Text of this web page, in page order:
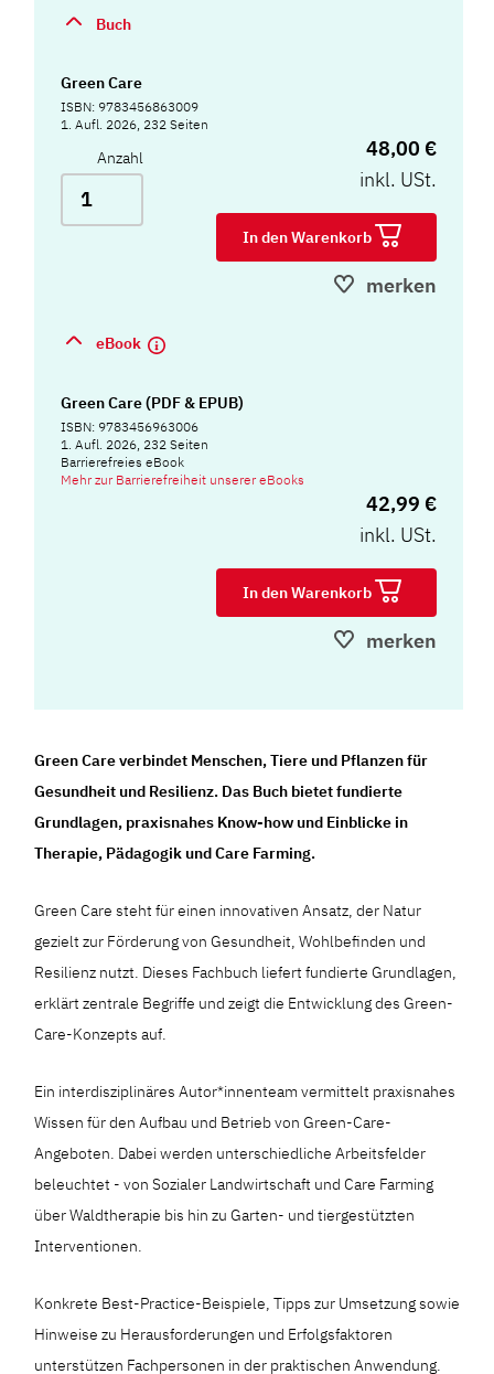
Buch
Green Care
ISBN: 9783456863009
1. Aufl. 2026, 232 Seiten
Anzahl
48,00 €
inkl. USt.
In den Warenkorb
merken
eBook
Green Care (PDF & EPUB)
ISBN: 9783456963006
1. Aufl. 2026, 232 Seiten
Barrierefreies eBook
Mehr zur Barrierefreiheit unserer eBooks
42,99 €
inkl. USt.
In den Warenkorb
merken
Green Care verbindet Menschen, Tiere und Pflanzen für
Gesundheit und Resilienz. Das Buch bietet fundierte
Grundlagen, praxisnahes Know-how und Einblicke in
Therapie, Pädagogik und Care Farming.
Green Care steht für einen innovativen Ansatz, der Natur
gezielt zur Förderung von Gesundheit, Wohlbefinden und
Resilienz nutzt. Dieses Fachbuch liefert fundierte Grundlagen,
erklärt zentrale Begriffe und zeigt die Entwicklung des Green-
Care-Konzepts auf.
Ein interdisziplinäres Autor*innenteam vermittelt praxisnahes
Wissen für den Aufbau und Betrieb von Green-Care-
Angeboten. Dabei werden unterschiedliche Arbeitsfelder
beleuchtet - von Sozialer Landwirtschaft und Care Farming
über Waldtherapie bis hin zu Garten- und tiergestützten
Interventionen.
Konkrete Best-Practice-Beispiele, Tipps zur Umsetzung sowie
Hinweise zu Herausforderungen und Erfolgsfaktoren
unterstützen Fachpersonen in der praktischen Anwendung.